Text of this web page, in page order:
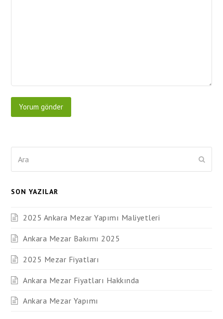
SON YAZILAR
2025 Ankara Mezar Yapımı Maliyetleri
Ankara Mezar Bakımı 2025
2025 Mezar Fiyatları
Ankara Mezar Fiyatları Hakkında
Ankara Mezar Yapımı